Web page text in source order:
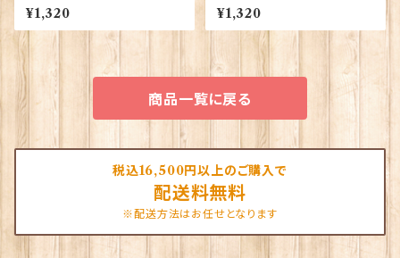
ーロンドン】Tradition 90040
-T1335
¥1,320
oyal Scots Dragoon Guard
¥1,320
商品一覧に戻る
税込16,500円以上のご購入で
配送料無料
※配送方法はお任せとなります